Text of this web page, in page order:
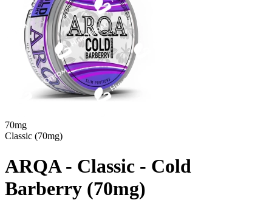
70mg
Classic (70mg)
ARQA - Classic - Cold
Barberry (70mg)